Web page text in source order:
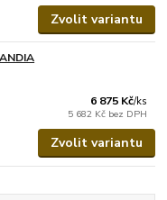
Zvolit variantu
6 875 Kč/ks
5 682 Kč bez DPH
Zvolit variantu